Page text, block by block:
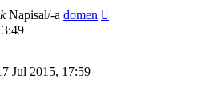
Napisal/-a domen
Jul 2015, 17:59